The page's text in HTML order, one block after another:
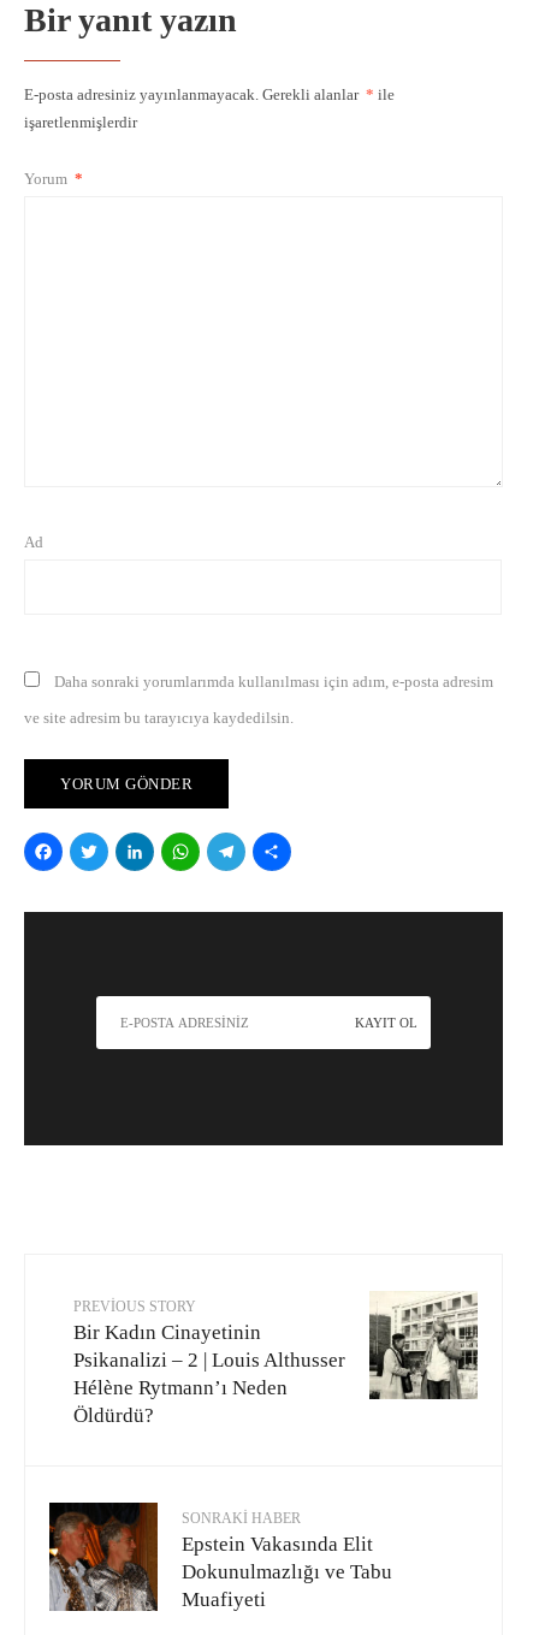
Bir yanıt yazın
E-posta adresiniz yayınlanmayacak. Gerekli alanlar * ile
işaretlenmişlerdir
Yorum *
Ad
Daha sonraki yorumlarımda kullanılması için adım, e-posta adresim
ve site adresim bu tarayıcıya kaydedilsin.
Facebook
Twitter
LinkedIn
WhatsApp
Telegram
PREVIOUS STORY
Bir Kadın Cinayetinin
Psikanalizi – 2 | Louis Althusser
Hélène Rytmann’ı Neden
Öldürdü?
SONRAKI HABER
Epstein Vakasında Elit
Dokunulmazlığı ve Tabu
Muafiyeti